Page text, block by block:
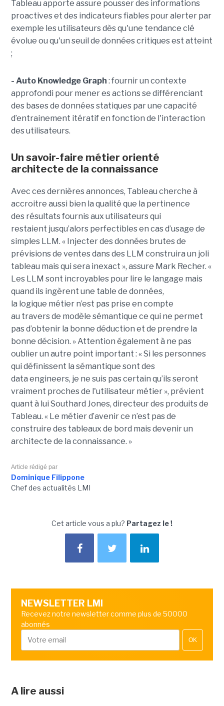
Tableau apporte assure pousser des informations
proactives et des indicateurs fiables pour alerter par
exemple les utilisateurs dès qu'une tendance clé
évolue ou qu'un seuil de données critiques est atteint
;
- Auto Knowledge Graph : fournir un contexte
approfondi pour mener es actions se différenciant
des bases de données statiques par une capacité
d’entrainement itératif en fonction de l'interaction
des utilisateurs.
Un savoir-faire métier orienté
architecte de la connaissance
Avec ces dernières annonces, Tableau cherche à
accroitre aussi bien la qualité que la pertinence
desrésultats fournis aux utilisateurs qui
restaient jusqu’alors perfectiblesen cas d’usage de
simples LLM. « Injecterdes données brutes de
prévisions de ventes dans des LLM construira un joli
tableau mais qui sera inexact », assure Mark Recher. «
Les LLM sont incroyables pour lire le langage mais
quand ils ingèrent une table de données,
la logique métier n’est pas prise en compte
au travers de modèle sémantique ce qui ne permet
pas d’obtenir la bonne déduction et de prendre la
bonne décision. » Attention également à ne pas
oublier un autre point important : « Si les personnes
qui définissent la sémantique sont des
data engineers, je ne suis pas certain qu’ils seront
vraiment proches de l'utilisateur métier », prévient
quant à lui Southard Jones, directeur des produits de
Tableau. « Le métier d’avenir ce n’est pas de
construire des tableaux de bord mais devenir un
architecte de la connaissance. »
Article rédigé par
Dominique Filippone
Chef des actualités LMI
Cet article vous a plu? Partagez le !
NEWSLETTER LMI
Recevez notre newsletter comme plus de 50000
abonnés
OK
A lire aussi